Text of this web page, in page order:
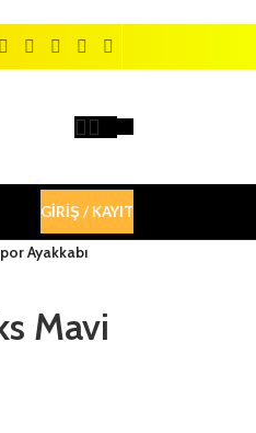
GIRIŞ / KAYIT
Ayakkabı
Mavi